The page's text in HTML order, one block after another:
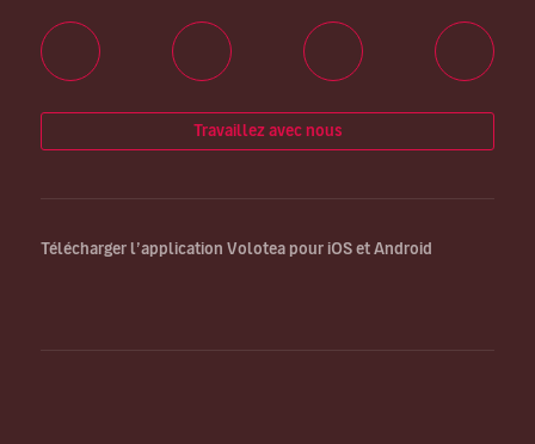
Travaillez avec nous
Télécharger l’application Volotea pour iOS et Android